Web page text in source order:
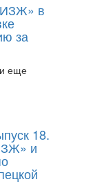
в
за
еще
18.
и